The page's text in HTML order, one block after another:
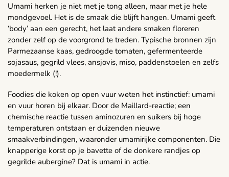
Umami herken je niet met je tong alleen, maar met je hele
mondgevoel. Het is de smaak die blijft hangen. Umami geeft
‘body’ aan een gerecht, het laat andere smaken floreren
zonder zelf op de voorgrond te treden. Typische bronnen zijn
Parmezaanse kaas, gedroogde tomaten, gefermenteerde
sojasaus, gegrild vlees, ansjovis, miso, paddenstoelen en zelfs
moedermelk (!).
Foodies die koken op open vuur weten het instinctief: umami
en vuur horen bij elkaar. Door de Maillard-reactie; een
chemische reactie tussen aminozuren en suikers bij hoge
temperaturen ontstaan er duizenden nieuwe
smaakverbindingen, waaronder umamirijke componenten. Die
knapperige korst op je bavette of de donkere randjes op
gegrilde aubergine? Dat is umami in actie.